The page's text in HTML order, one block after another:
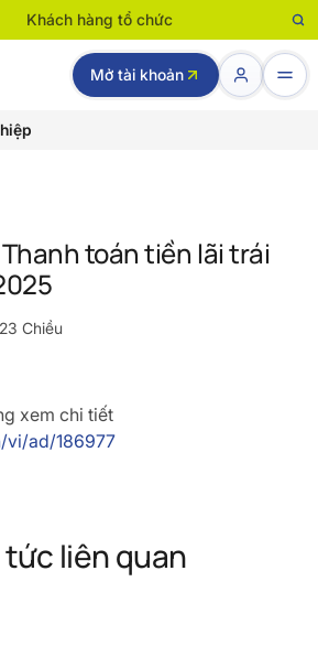
Khách hàng tổ chức
Mở tài khoản
Thanh toán tiền lãi trái
Chiều
xem chi tiết
vi/ad/186977
liên quan